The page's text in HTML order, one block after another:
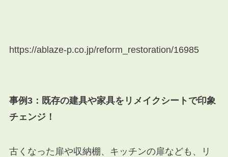
https://ablaze-p.co.jp/reform_restoration/16985
事例3：既存の建具や家具をリメイクシートで印象
チェンジ！
古くなった扉や収納棚、キッチンの扉なども、リ